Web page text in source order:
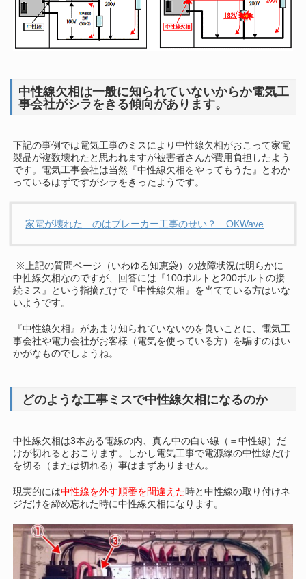
中性線欠相は一般に知られていないからか電気工
事会社がシラをきる傾向があります。
下記の事例では電気工事のミスにより中性線欠相がおこって家電
製品が複数壊れたと思われますが被害者さんが費用負担したよう
です。電気工事会社は当然『中性線欠相をやってもうた』とわか
っているはずですがシラをきったようです。
家電が壊れた…のはブレーカー工事のせい？ OKWave
※上記の質問ページ（いわゆる知恵袋）の故障状況は明らかに
中性線欠相なのですが、回答には『100ボルトと200ボルトの接
続ミス』という指摘だけで『中性線欠相』を当てている方はいな
いようです。
『中性線欠相』があまり知られていないのを良いことに、電気工
事会社や電力会社がお客様（電気を使っている方）を騙すのはい
かがなものでしょうね。
どのような工事ミスで中性線欠相になるのか
中性線欠相は3本ある電線の内、真ん中の白い線（＝中性線）だ
けが切れるとおこります。しかし電気工事で電源線の中性線だけ
を切る（または切れる）事はまずありません。
現実的には中性線を外す順番を間違えた時と中性線の取り付けネ
ジだけを締め忘れた時に中性線欠相になります。